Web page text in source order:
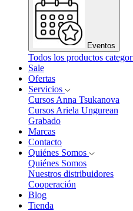
Eventos
Todos los productos
Sale
Ofertas
Servicios
Cursos Anna Tsukanova
Cursos Ariela Ungurean
Grabado
Marcas
Contacto
Quiénes Somos
Quiénes Somos
Nuestros distribuidores
Cooperación
Blog
Tienda